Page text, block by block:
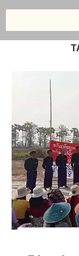
မြန်မာနှစ်ဆ